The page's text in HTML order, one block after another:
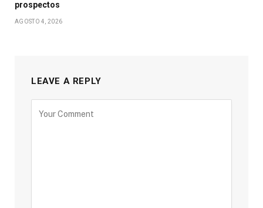
prospectos
AGOSTO 4, 2026
LEAVE A REPLY